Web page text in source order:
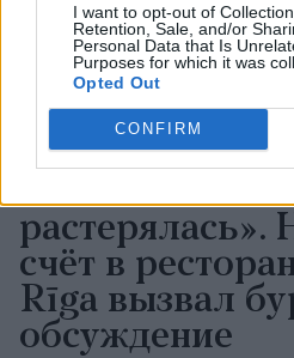
I want to opt-out of
Retention, Sale, and/or
Personal Data that Is
Purposes for which it was
Opted Out
CONFIRM
«А так можно
счёт в
Rīga вызвал
обсуждение